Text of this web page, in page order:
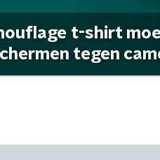
t-shirt
tegen